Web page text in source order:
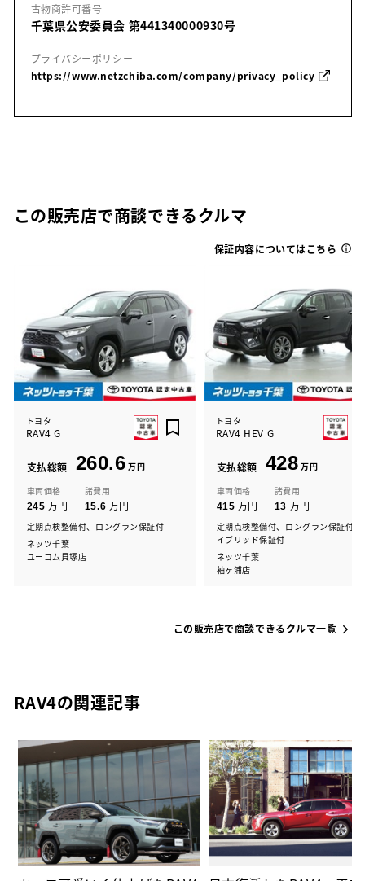
古物商許可番号
千葉県公安委員会 第441340000930号
プライバシーポリシー
https://www.netzchiba.com/company/privacy_policy
この販売店で商談できるクルマ
保証内容についてはこちら
トヨタ
RAV4 G
支払総額 260.6 万円
車両価格
245 万円
諸費用
15.6 万円
定期点検整備付、ロングラン保証付
ネッツ千葉
ユーコム貝塚店
トヨタ
RAV4 HEV G
支払総額 428 万円
車両価格
415 万円
諸費用
13 万円
定期点検整備付、ロングラン保証付、
イブリッド保証付
ネッツ千葉
袖ヶ浦店
この販売店で商談できるクルマ一覧
RAV4の関連記事